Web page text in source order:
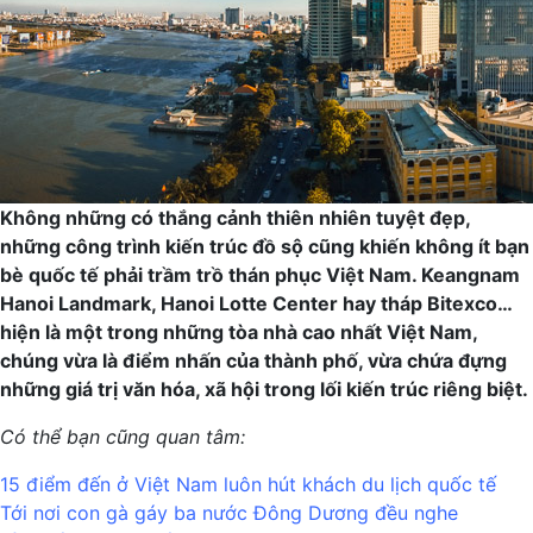
Không những có thắng cảnh thiên nhiên tuyệt đẹp,
những công trình kiến trúc đồ sộ cũng khiến không ít bạn
bè quốc tế phải trầm trồ thán phục Việt Nam. Keangnam
Hanoi Landmark, Hanoi Lotte Center hay tháp Bitexco…
hiện là một trong những tòa nhà cao nhất Việt Nam,
chúng vừa là điểm nhấn của thành phố, vừa chứa đựng
những giá trị văn hóa, xã hội trong lối kiến trúc riêng biệt.
Có thể bạn cũng quan tâm:
15 điểm đến ở Việt Nam luôn hút khách du lịch quốc tế
Tới nơi con gà gáy ba nước Đông Dương đều nghe